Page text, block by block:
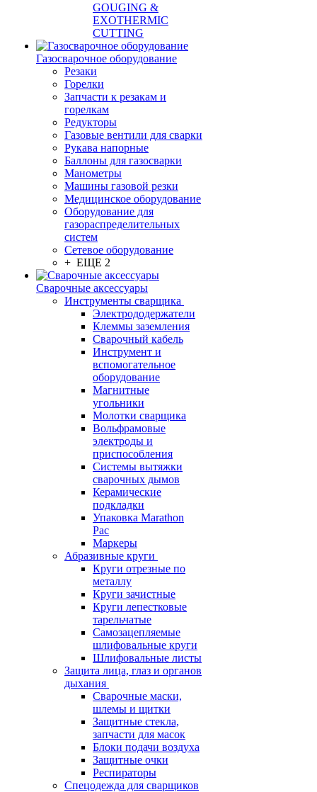
GOUGING &
EXOTHERMIC
CUTTING
Газосварочное оборудование
Резаки
Горелки
Запчасти к резакам и
горелкам
Редукторы
Газовые вентили для сварки
Рукава напорные
Баллоны для газосварки
Манометры
Машины газовой резки
Медицинское оборудование
Оборудование для
газораспределительных
систем
Сетевое оборудование
+ ЕЩЕ 2
Сварочные аксессуары
Инструменты сварщика
Электрододержатели
Клеммы заземления
Сварочный кабель
Инструмент и
вспомогательное
оборудование
Магнитные
угольники
Молотки сварщика
Вольфрамовые
электроды и
приспособления
Системы вытяжки
сварочных дымов
Керамические
подкладки
Упаковка Marathon
Pac
Маркеры
Абразивные круги
Круги отрезные по
металлу
Круги зачистные
Круги лепестковые
тарельчатые
Самозацепляемые
шлифовальные круги
Шлифовальные листы
Защита лица, глаз и органов
дыхания
Сварочные маски,
шлемы и щитки
Защитные стекла,
запчасти для масок
Блоки подачи воздуха
Защитные очки
Респираторы
Спецодежда для сварщиков